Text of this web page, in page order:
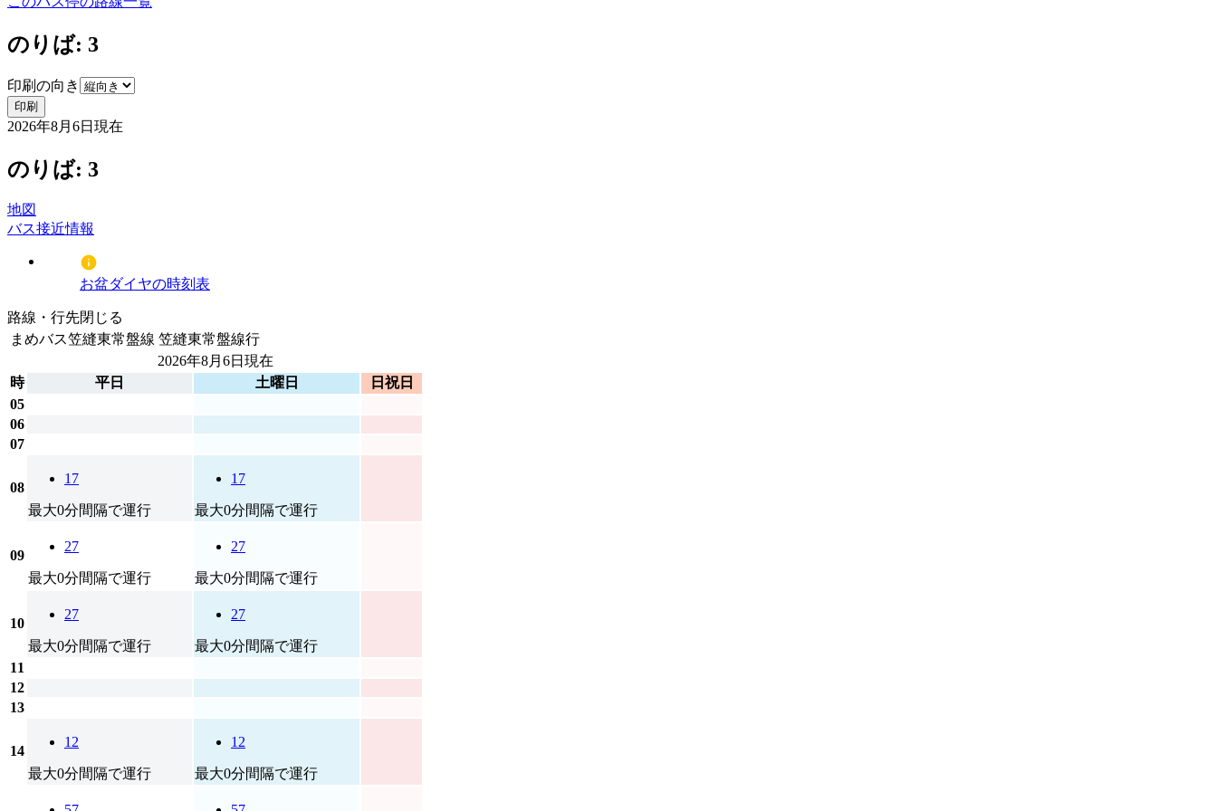
のりば: 3
印刷の向き
印刷
2026年8月6日 現在
のりば: 3
地図
バス接近情報
お盆ダイヤの時刻表
路線・行先閉じる
まめバス笠縫東常盤線 笠縫東常盤線行
2026年8月6日 現在
時
平日 土曜日
日祝日
05
06
07
08
17
最大0分間隔で運行
17
最大0分間隔で運行
09
27
最大0分間隔で運行
27
最大0分間隔で運行
10
27
最大0分間隔で運行
27
最大0分間隔で運行
11
12
13
14
12
最大0分間隔で運行
12
最大0分間隔で運行